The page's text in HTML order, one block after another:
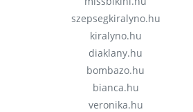
szepsegkiralyno.hu
kiralyno.hu
diaklany.hu
bombazo.hu
bianca.hu
veronika.hu